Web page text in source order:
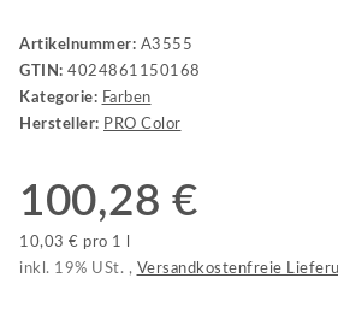
Artikelnummer: A3555
GTIN: 4024861150168
Kategorie: Farben
Hersteller: PRO Color
100,28 €
10,03 € pro 1 l
inkl. 19% USt. , Versandkostenfreie